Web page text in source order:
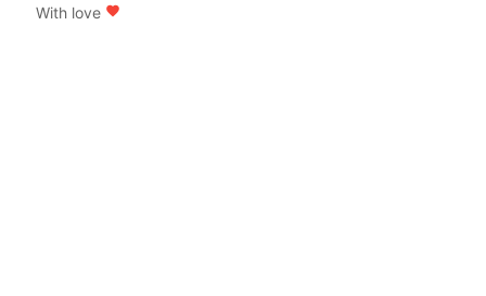
With love favorite